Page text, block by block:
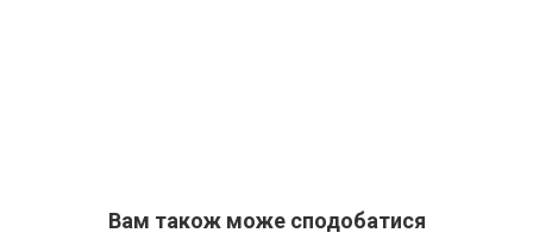
Вам також може сподобатися